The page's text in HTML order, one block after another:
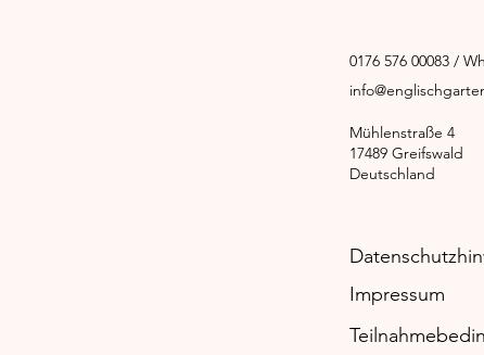
0176 576 00083 /
Mühlenstraße 4
17489 Greifswald
Deutschland
Impressum